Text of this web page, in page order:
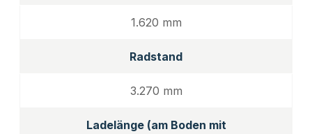
1.620 mm
Radstand
3.270 mm
Ladelänge (am Boden mit